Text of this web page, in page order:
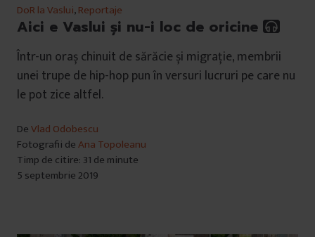
DoR la Vaslui,Reportaje
Aici e Vaslui și nu-i loc de oricine
Într-un oraș chinuit de sărăcie și migrație, membrii
unei trupe de hip-hop pun în versuri lucruri pe care nu
le pot zice altfel.
DeVlad Odobescu
Fotografii deAna Topoleanu
Timp de citire: 31 de minute
5 septembrie 2019